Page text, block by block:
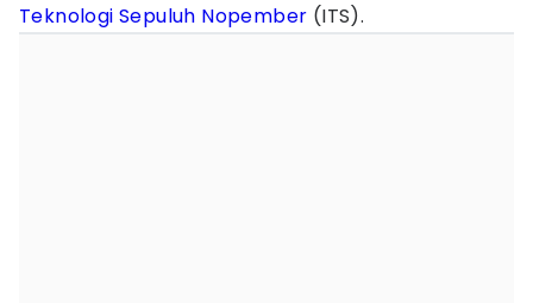
Teknologi Sepuluh Nopember (ITS).